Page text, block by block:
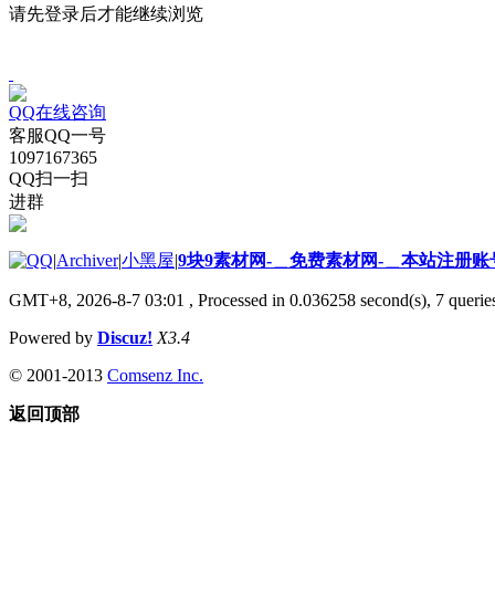
请先登录后才能继续浏览
QQ在线咨询
客服QQ一号
1097167365
QQ扫一扫
进群
|Archiver|小黑屋|9块9素材网-＿免费素材网-＿本站注册账
GMT+8, 2026-8-7 03:01 , Processed in 0.036258 second(s), 7
Powered by Discuz! X3.4
© 2001-2013 Comsenz Inc.
返回顶部